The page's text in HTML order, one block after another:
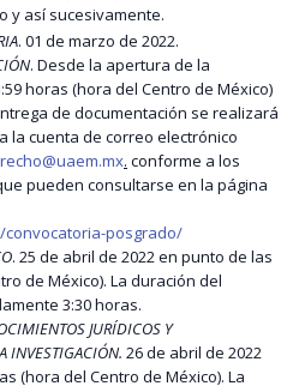
y así sucesivamente.
. 01 de marzo de 2022.
. Desde la apertura de la
horas (hora del Centro de México)
de documentación se realizará
la cuenta de correo electrónico
. conforme a los
pueden consultarse en la página
posgrado/
. 25 de abril de 2022 en punto de las
de México). La duración del
3:30 horas.
JURÍDICOS Y
INVESTIGACIÓN. 26 de abril de 2022
(hora del Centro de México). La